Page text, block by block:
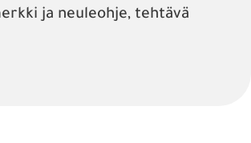
ja neuleohje, tehtävä